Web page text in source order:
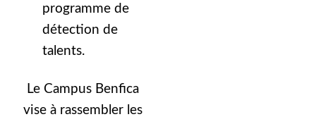
programme de
détection de
talents.
Le Campus Benfica
vise à rassembler les